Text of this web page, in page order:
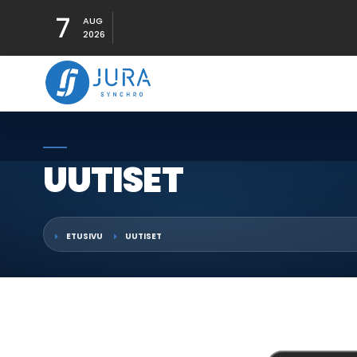
7
AUG
2026
UUTISET
ETUSIVU UUTISET